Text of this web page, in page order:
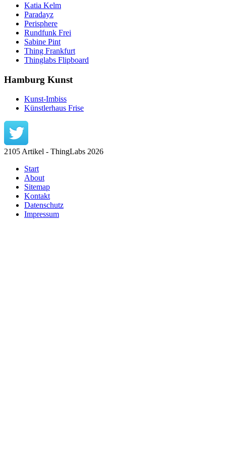
Katia Kelm
Paradayz
Perisphere
Rundfunk Frei
Sabine Pint
Thing Frankfurt
Thinglabs Flipboard
Hamburg Kunst
Kunst-Imbiss
Künstlerhaus Frise
2105 Artikel - ThingLabs 2026
Start
About
Sitemap
Kontakt
Datenschutz
Impressum